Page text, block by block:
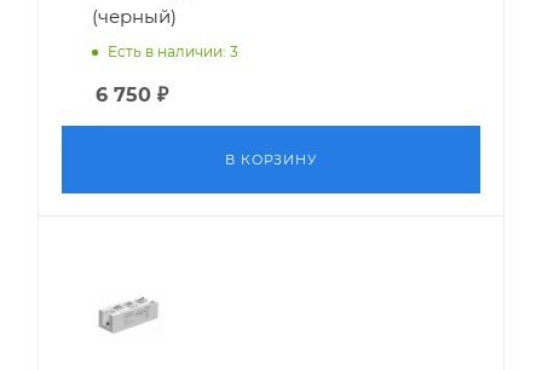
(черный)
Есть в наличии: 3
6 750 ₽
В КОРЗИНУ